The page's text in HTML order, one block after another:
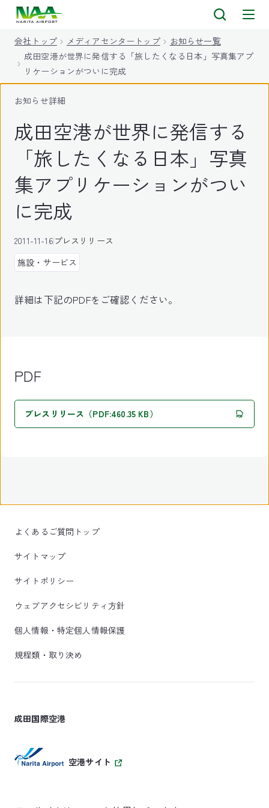
会社トップ メディアセンタートップ
お知らせ一覧
成田空港が世界に発信する「旅したくなる日本」写真集アプ
リケーションがついに完成
お知らせ詳細
成田空港が世界に発信する
「旅したくなる日本」写真
集アプリケーションがつい
に完成
2011-11-16プレスリリース
施設・サービス
詳細は下記のPDFをご確認ください。
PDF
プレスリリース（PDF:460.35 KB）
よくあるご質問トップ
サイトマップ
サイトポリシー
ウェブアクセシビリティ方針
個人情報・特定個人情報保護
規程類・取り決め
成田国際空港
空港サイト